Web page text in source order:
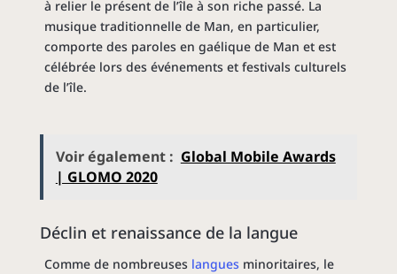
à relier le présent de l’île à son riche passé. La
musique traditionnelle de Man, en particulier,
comporte des paroles en gaélique de Man et est
célébrée lors des événements et festivals culturels
de l’île.
Voir également : Global Mobile Awards
| GLOMO 2020
Déclin et renaissance de la langue
Comme de nombreuses langues minoritaires, le